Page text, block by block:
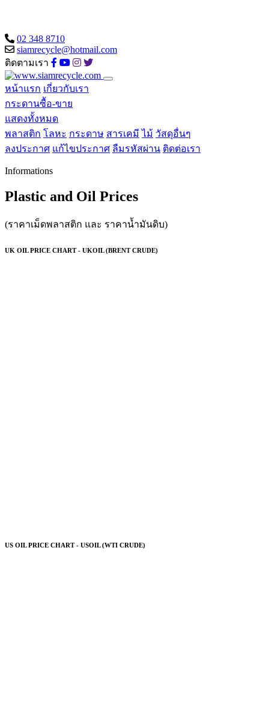
02 348 8710
siamrecycle@hotmail.com
ติดตามเรา
หน้าแรก เกี่ยวกับเรา
กระดานซื้อ-ขาย
แสดงทั้งหมด
พลาสติก โลหะ กระดาษ สารเคมี ไม้ วัสดุอื่นๆ
ลงประกาศ แก้ไขประกาศ ลืมรหัสผ่าน ติดต่อเรา
Informations
Plastic and Oil Prices
(ราคาเม็ดพลาสติก และ ราคาน้ำมันดิบ)
UK OIL PRICE CHART - UKOIL (BRENT CRUDE)
US OIL PRICE CHART - USOIL (WTI CRUDE)